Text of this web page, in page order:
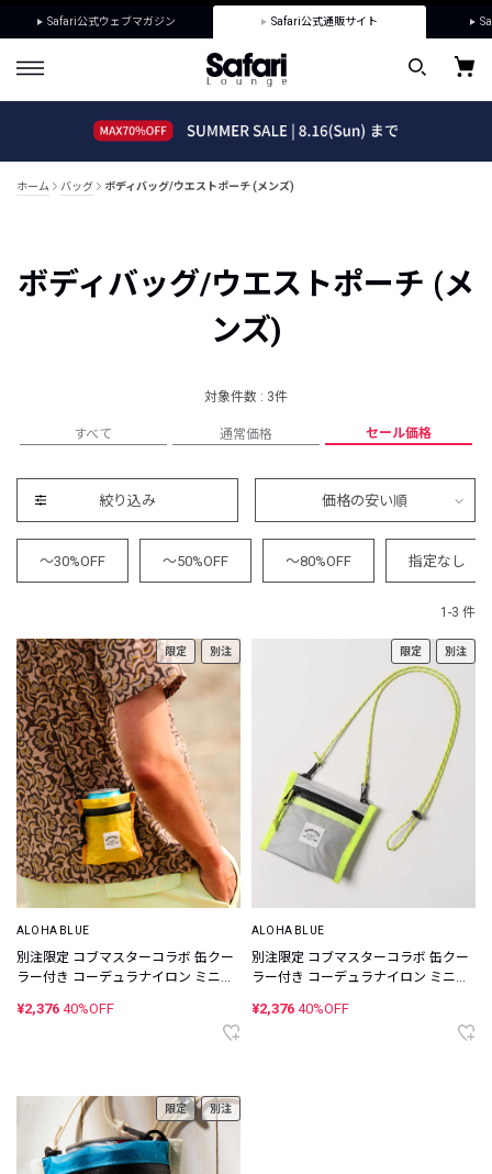
Safari公式ウェブマガジン Safari公式通販サイト
ホーム バッグ ボディバッグ/ウエストポーチ (メンズ)
ボディバッグ/ウエストポーチ (メ
ンズ)
対象件数 : 3件
すべて 通常価格 セール価格
絞り込み 価格の安い順
～30%OFF ～50%OFF ～80%OFF 指定なし
1-3 件
限定 別注
ALOHA BLUE
別注限定 コブマスターコラボ 缶クー
ラー付き コーデュラナイロン ミニウ
¥2,376 40%OFF
限定 別注
ALOHA BLUE
別注限定 コブマスターコラボ 缶クー
ラー付き コーデュラナイロン ミニウ
¥2,376 40%OFF
限定 別注